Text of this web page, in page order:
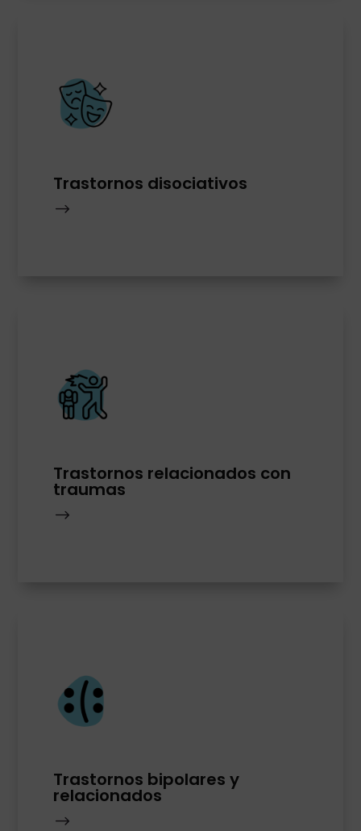
Trastornos disociativos
$
Trastornos relacionados con
traumas
$
Trastornos bipolares y
relacionados
$